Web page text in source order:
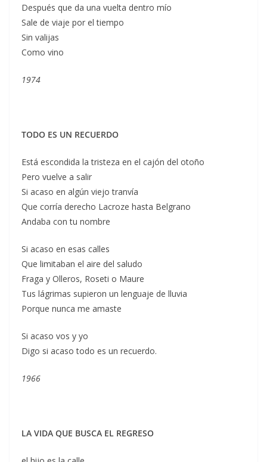
Después que da una vuelta dentro mío
Sale de viaje por el tiempo
Sin valijas
Como vino
1974
TODO ES UN RECUERDO
Está escondida la tristeza en el cajón del otoño
Pero vuelve a salir
Si acaso en algún viejo tranvía
Que corría derecho Lacroze hasta Belgrano
Andaba con tu nombre
Si acaso en esas calles
Que limitaban el aire del saludo
Fraga y Olleros, Roseti o Maure
Tus lágrimas supieron un lenguaje de lluvia
Porque nunca me amaste
Si acaso vos y yo
Digo si acaso todo es un recuerdo.
1966
LA VIDA QUE BUSCA EL REGRESO